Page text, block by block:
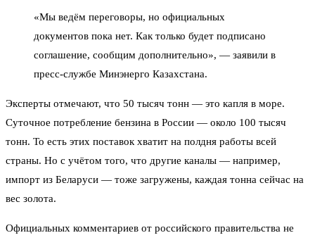
«Мы ведём переговоры, но официальных
документов пока нет. Как только будет подписано
соглашение, сообщим дополнительно», — заявили в
пресс-службе Минэнерго Казахстана.
Эксперты отмечают, что 50 тысяч тонн — это капля в море.
Суточное потребление бензина в России — около 100 тысяч
тонн. То есть этих поставок хватит на полдня работы всей
страны. Но с учётом того, что другие каналы — например,
импорт из Беларуси — тоже загружены, каждая тонна сейчас на
вес золота.
Официальных комментариев от российского правительства не